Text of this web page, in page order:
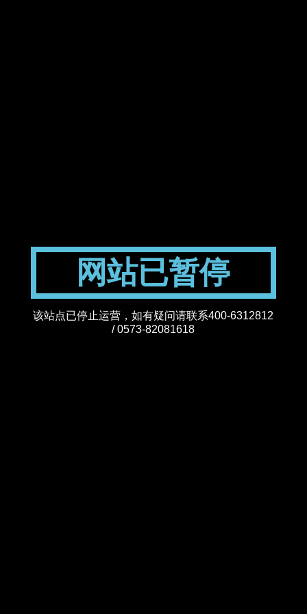
网站已暂停
该站点已停止运营，如有疑问请联系400-6312812
/ 0573-82081618